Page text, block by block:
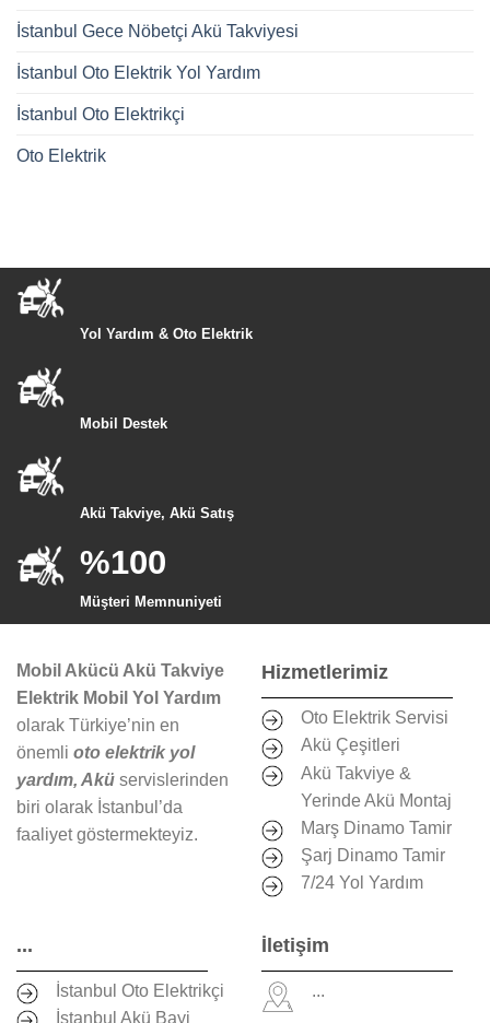
İstanbul Gece Nöbetçi Akü Takviyesi
İstanbul Oto Elektrik Yol Yardım
İstanbul Oto Elektrikçi
Oto Elektrik
Yol Yardım & Oto Elektrik
Mobil Destek
Akü Takviye, Akü Satış
%100
Müşteri Memnuniyeti
Mobil Akücü Akü Takviye
Elektrik Mobil Yol Yardım
olarak Türkiye’nin en
önemli oto elektrik yol
yardım, Akü servislerinden
biri olarak İstanbul’da
faaliyet göstermekteyiz.
Hizmetlerimiz
Oto Elektrik Servisi
Akü Çeşitleri
Akü Takviye &
Yerinde Akü Montaj
Marş Dinamo Tamir
Şarj Dinamo Tamir
7/24 Yol Yardım
...
İstanbul Oto Elektrikçi
İstanbul Akü Bayi
İletişim
...